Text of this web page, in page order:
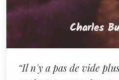
“Il n'y a pas de vide